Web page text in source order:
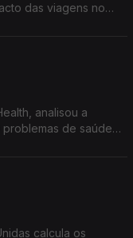
das viagens no
analisou a
de saúde,
calcula os